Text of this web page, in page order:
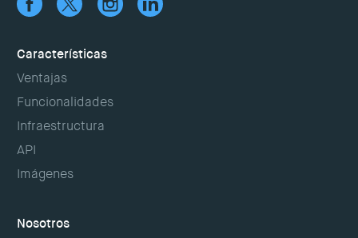
Características
Ventajas
Funcionalidades
Infraestructura
API
Imágenes
Nosotros